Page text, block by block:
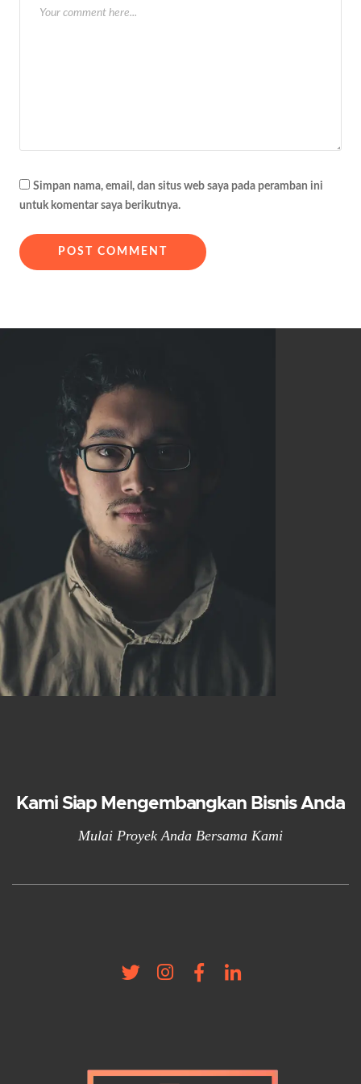
Simpan nama, email, dan situs web saya pada peramban ini
untuk komentar saya berikutnya.
Kami Siap Mengembangkan Bisnis Anda
Mulai Proyek Anda Bersama Kami